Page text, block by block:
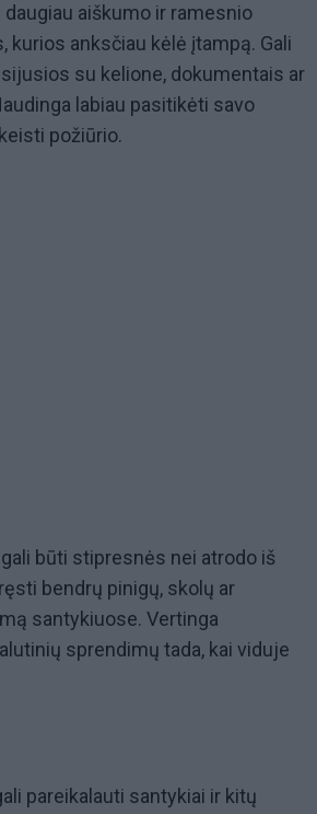
aiškumo ir ramesnio
kurios anksčiau kėlė įtampą. Gali
su kelione, dokumentais ar
labiau pasitikėti savo
požiūrio.
būti stipresnės nei atrodo iš
bendrų pinigų, skolų ar
santykiuose. Vertinga
sprendimų tada, kai viduje
pareikalauti santykiai ir kitų